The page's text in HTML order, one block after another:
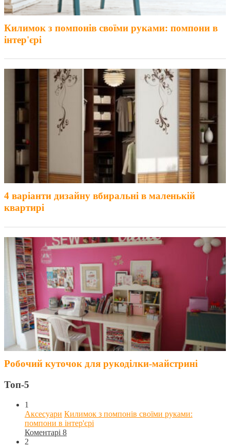
Килимок з помпонів своїми руками: помпони в
інтер'єрі
4 варіанти дизайну вбиральні в маленькій
квартирі
Робочий куточок для рукоділки-майстрині
Топ-5
1
Аксесуари Килимок з помпонів своїми руками:
помпони в інтер'єрі
Коментарі 8
2